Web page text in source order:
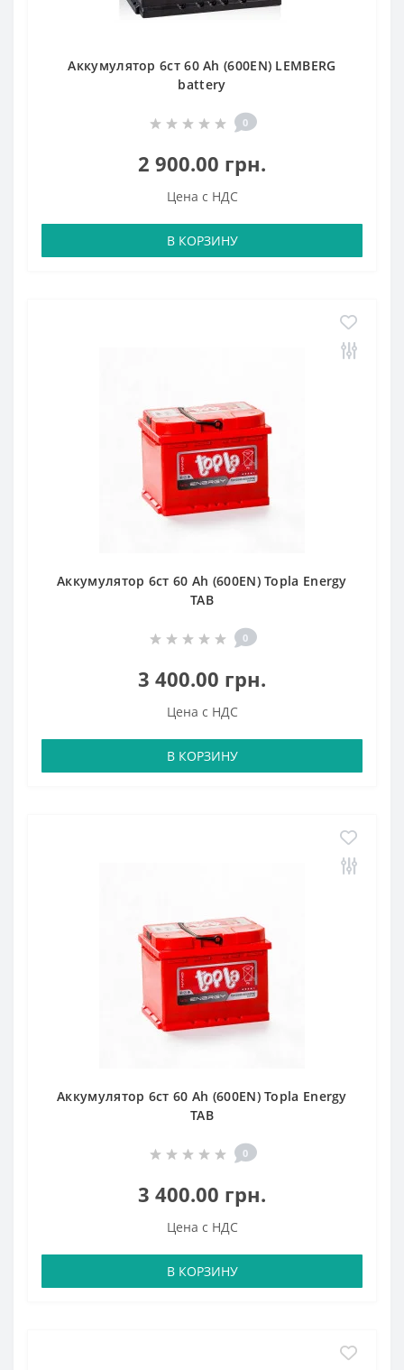
Аккумулятор 6ст 60 Аh (600EN) LEMBERG
battery
0
2 900.00 грн.
Цена с НДС
В КОРЗИНУ
Аккумулятор 6ст 60 Аh (600EN) Topla Energy
TAB
0
3 400.00 грн.
Цена с НДС
В КОРЗИНУ
Аккумулятор 6ст 60 Аh (600EN) Topla Energy
TAB
0
3 400.00 грн.
Цена с НДС
В КОРЗИНУ